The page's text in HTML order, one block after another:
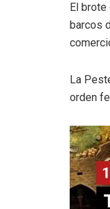
El
barcos
La
orden